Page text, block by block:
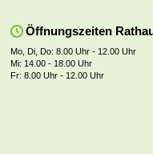
Öffnungszeiten
Mo, Di, Do: 8.00 Uhr - 12.00 Uhr
Mi: 14.00 - 18.00 Uhr
Fr: 8.00 Uhr - 12.00 Uhr